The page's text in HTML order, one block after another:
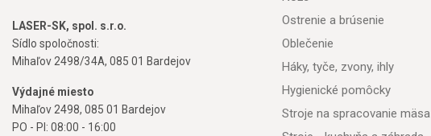
LASER-SK, spol. s.r.o.
Sídlo spoločnosti:
Mihaľov 2498/34A, 085 01 Bardejov
Výdajné miesto
Mihaľov 2498, 085 01 Bardejov
PO - PI: 08:00 - 16:00
Ostrenie a brúsenie
Oblečenie
Háky, tyče, zvony, ihly
Hygienické pomôcky
Stroje na spracovanie mäsa